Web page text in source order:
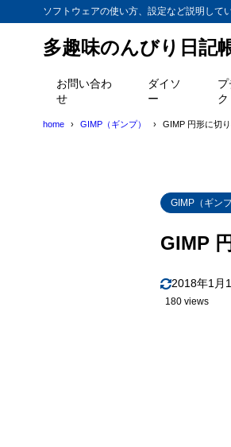
ソフトウェアの使い方、設定など説明して
多趣味のんびり日記
お問い合わ
せ
ダイソ
ー
プ
ク
home GIMP（ギンプ） GIMP 円形に切
GIMP（ギンプ
GIMP
2018年1月
180 views